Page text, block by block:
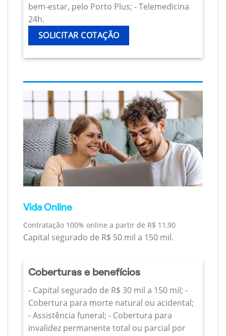
bem-estar, pelo Porto Plus; - Telemedicina
24h.
SOLICITAR COTAÇÃO
Vida Online
Contratação 100% online a partir de R$ 11,90
Capital segurado de R$ 50 mil a 150 mil.
Coberturas e benefícios
- Capital segurado de R$ 30 mil a 150 mil; -
Cobertura para morte natural ou acidental;
- Assistência funeral; - Cobertura para
invalidez permanente total ou parcial por